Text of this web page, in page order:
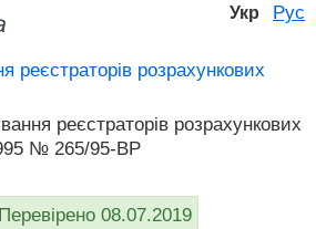
Укр Рус
реєстраторів розрахункових
реєстраторів розрахункових
№ 265/95-ВР
08.07.2019